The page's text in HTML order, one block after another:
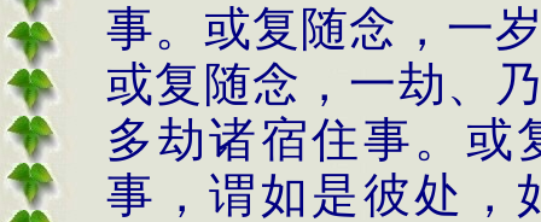
事。或复随念，一
或复随念，一劫、
多劫诸宿住事。或
事，谓如是彼处，